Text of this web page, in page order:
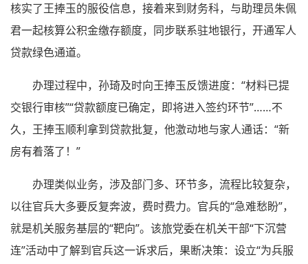
核实了王捧玉的服役信息，接着来到财务科，与助理员朱佩
君一起核算公积金缴存额度，同步联系驻地银行，开通军人
贷款绿色通道。
办理过程中，孙琦及时向王捧玉反馈进度：“材料已提
交银行审核”“贷款额度已确定，即将进入签约环节”……不
久，王捧玉顺利拿到贷款批复，他激动地与家人通话：“新
房有着落了！”
办理类似业务，涉及部门多、环节多，流程比较复杂，
以往官兵大多要反复奔波，费时费力。官兵的“急难愁盼”，
就是机关服务基层的“靶向”。该旅党委在机关干部“下沉营
连”活动中了解到官兵这一诉求后，果断决策：设立“为兵服